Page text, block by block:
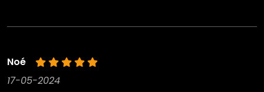
Noé
17-05-2024